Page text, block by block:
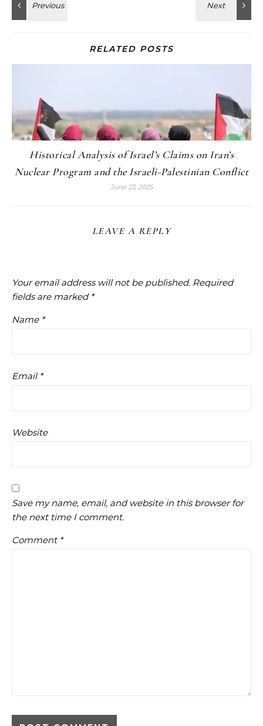
RELATED POSTS
Historical Analysis of Israel’s Claims on Iran’s
Nuclear Program and the Israeli-Palestinian Conflict
June 23, 2025
LEAVE A REPLY
Your email address will not be published. Required
fields are marked *
Name *
Email *
Website
Save my name, email, and website in this browser for
the next time I comment.
Comment *